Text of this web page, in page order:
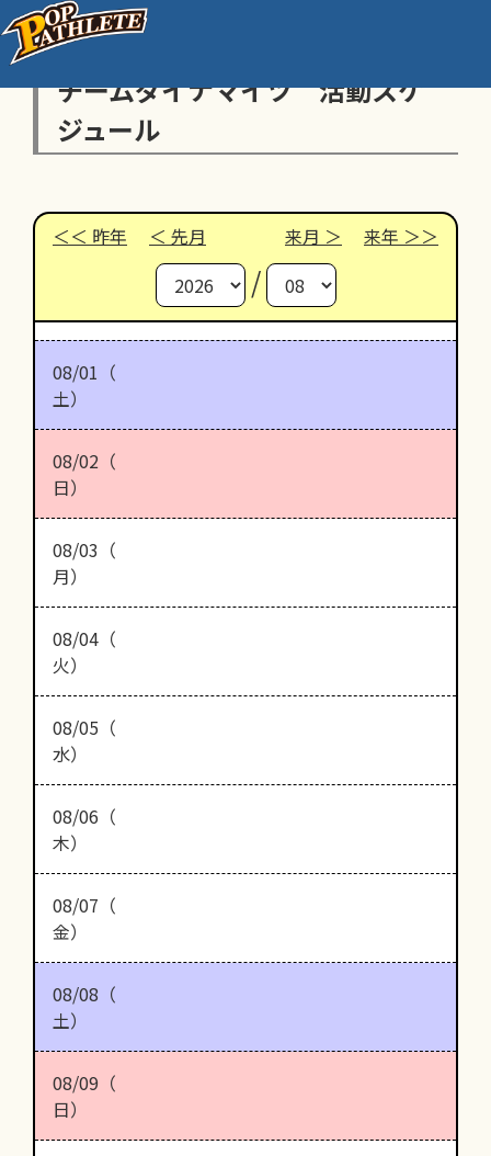
チームダイナマイツ 活動スケ
ジュール
昨年 先月 来月 来年
/
08/01（
土）
08/02（
日）
08/03（
月）
08/04（
火）
08/05（
水）
08/06（
木）
08/07（
金）
08/08（
土）
08/09（
日）